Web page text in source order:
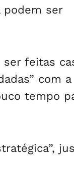
podem ser
ser feitas
com a
tempo